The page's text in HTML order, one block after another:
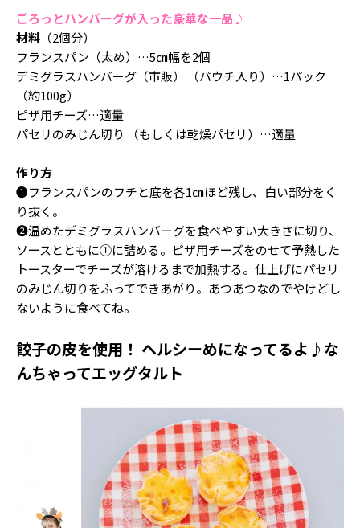
ごろっとハンバーグが入った豪華な一品♪
材料 （2個分）
フランスパン（太め）…5㎝幅を2個
デミグラスハンバーグ（市販） （パウチ入り）…1パック
（約100g）
ピザ用チーズ…適量
パセリのみじん切り （もしくは乾燥パセリ）…適量
作り方
❶フランスパンのフチと底を各1㎝ほど残し、白い部分をく
り抜く。
❷温めたデミグラスハンバーグを食べやすい大きさに切り、
ソースとともに①に詰める。ピザ用チーズをのせて予熱した
トースターでチーズが溶けるまで加熱する。仕上げにパセリ
のみじん切りをふってできあがり。あつあつなのでやけどし
ないように食べてね。
餃子の皮を使用！ ヘルシーめになってるよ♪な
んちゃってエッグタルト